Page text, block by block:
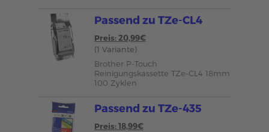
Passend zu TZe-CL4
Preis: 20,99€
(1 Variante)
Brother P-Touch
Reinigungskassette TZe-CL4 18mm
100 Zyklen
Passend zu TZe-435
Preis: 18,99€